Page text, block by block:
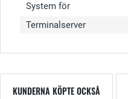
System för
Terminalserver
KUNDERNA KÖPTE OCKSÅ